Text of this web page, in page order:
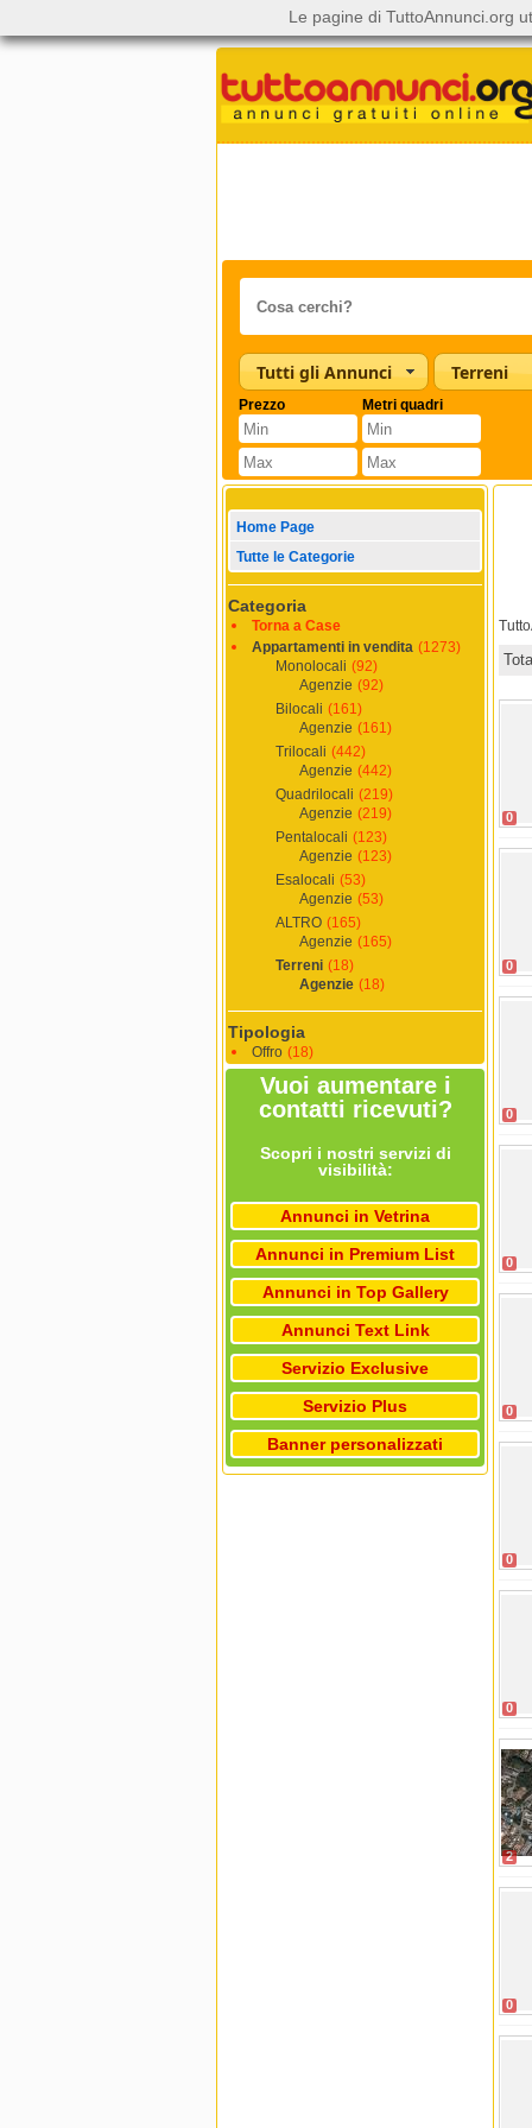
Tutti gli Annunci Terreni
Prezzo Metri quadri
Home Page
Tutte le Categorie
Categoria
Torna a Case
Appartamenti in vendita (1273)
Monolocali (92)
Agenzie (92)
Bilocali (161)
Agenzie (161)
Trilocali (442)
Agenzie (442)
Quadrilocali (219)
Agenzie (219)
Pentalocali (123)
Agenzie (123)
Esalocali (53)
Agenzie (53)
ALTRO (165)
Agenzie (165)
Terreni (18)
Agenzie (18)
Tipologia
Offro (18)
Vuoi aumentare i
contatti ricevuti?
Scopri i nostri servizi di
visibilità:
Annunci in Vetrina
Annunci in Premium List
Annunci in Top Gallery
Annunci Text Link
Servizio Exclusive
Servizio Plus
Banner personalizzati
0
0
0
0
0
0
0
2
0
Le pagine di TuttoAnnunci.org